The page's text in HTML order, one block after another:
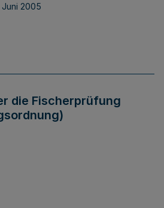
Juni 2005
die Fischerprüfung